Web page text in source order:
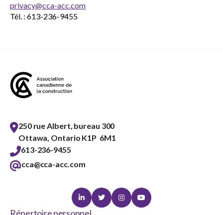
privacy@cca-acc.com
Tél. : 613-236-9455
250 rue Albert, bureau 300
Ottawa, Ontario K1P 6M1
613-236-9455
cca@cca-acc.com
LinkedinTwitterInstagramYoutube